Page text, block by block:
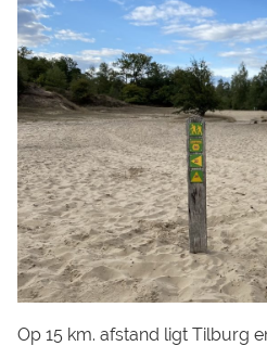
Op 15 km. afstand ligt Tilburg